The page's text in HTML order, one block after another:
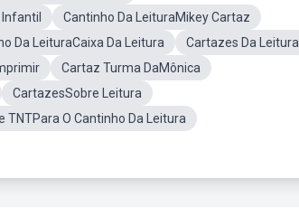
Cantinho Da LeituraMikey Cartaz
Da LeituraCaixa Da Leitura
Cartazes Da Leitura
Cartaz Turma DaMônica
CartazesSobre Leitura
TNTPara O Cantinho Da Leitura